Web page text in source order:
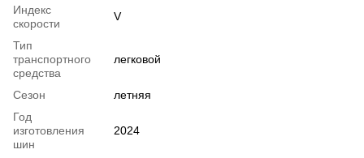
Индекс
скорости
V
Тип
транспортного
средства
легковой
Сезон
летняя
Год
изготовления
шин
2024